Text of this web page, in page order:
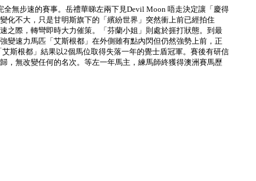
無步速的賽事。岳禮華睇左兩下見Devil Moon 唔走決定讓「慶得
化不大，只是甘明斯旗下的「繽紛世界」突然衝上前已經拍住
之際，轉彎即時大力催策。「芬蘭小姐」則處於捱打狀態。到最
變速力馬匹「艾斯根都」在外側雖有點內閃但仍然強勢上前，正
斯根都」結果以2個馬位取得失落一年的覺士盾冠軍。賽後有研信
，無改變任何的名次。等左一年馬主，練馬師終獲得澳洲賽馬歷